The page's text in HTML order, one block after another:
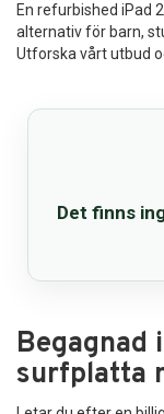
Tablet
En refurbished iPad
alternativ för barn,
Utforska vårt utbud
Det finns
Begagnad
surfplatta